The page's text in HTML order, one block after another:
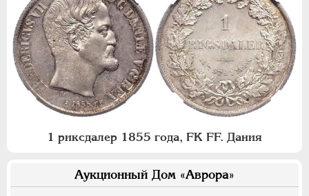
1 риксдалер 1855 года, FK FF. Дания
Аукционный Дом «Аврора»